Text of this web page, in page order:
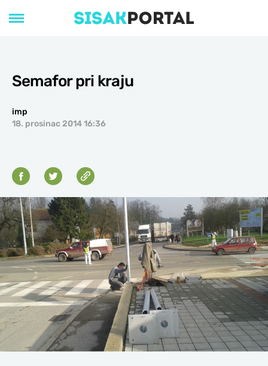
Semafor pri kraju
imp
18. prosinac 2014 16:36